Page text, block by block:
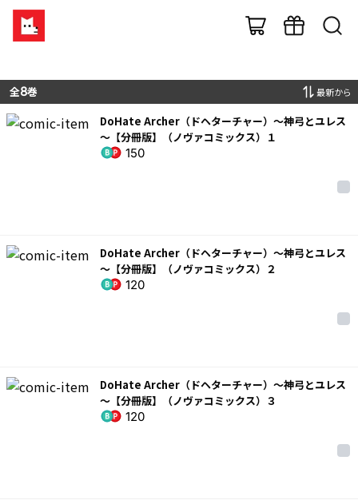
全8巻 最新から
DoHate Archer（ドヘターチャー）～神弓とユレス
～【分冊版】（ノヴァコミックス）１
150
DoHate Archer（ドヘターチャー）～神弓とユレス
～【分冊版】（ノヴァコミックス）２
120
DoHate Archer（ドヘターチャー）～神弓とユレス
～【分冊版】（ノヴァコミックス）３
120